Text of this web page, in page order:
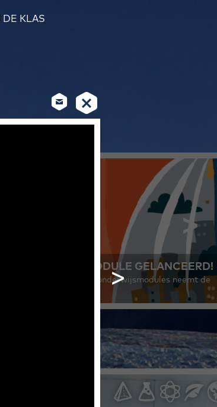
DE KLAS
KANTELPUNT MODULE GELANCEERD!
van de Kantelpunt onderwijsmodules neemt de
>